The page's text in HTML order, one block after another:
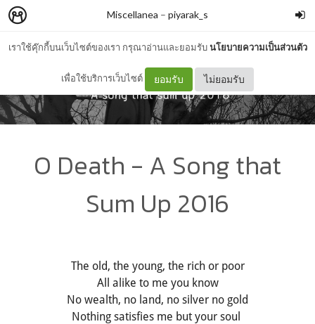
เราใช้คุ๊กกี้บนเว็บไซต์ของเรา กรุณาอ่านและยอมรับนโยบายความเป็นส่วนตัว
เพื่อใช้บริการเว็บไซต์ ยอมรับ ไม่ยอมรับ
Miscellanea – piyarak_s
O Death - A Song that
Sum Up 2016
The old, the young, the rich or poor
All alike to me you know
No wealth, no land, no silver no gold
Nothing satisfies me but your soul